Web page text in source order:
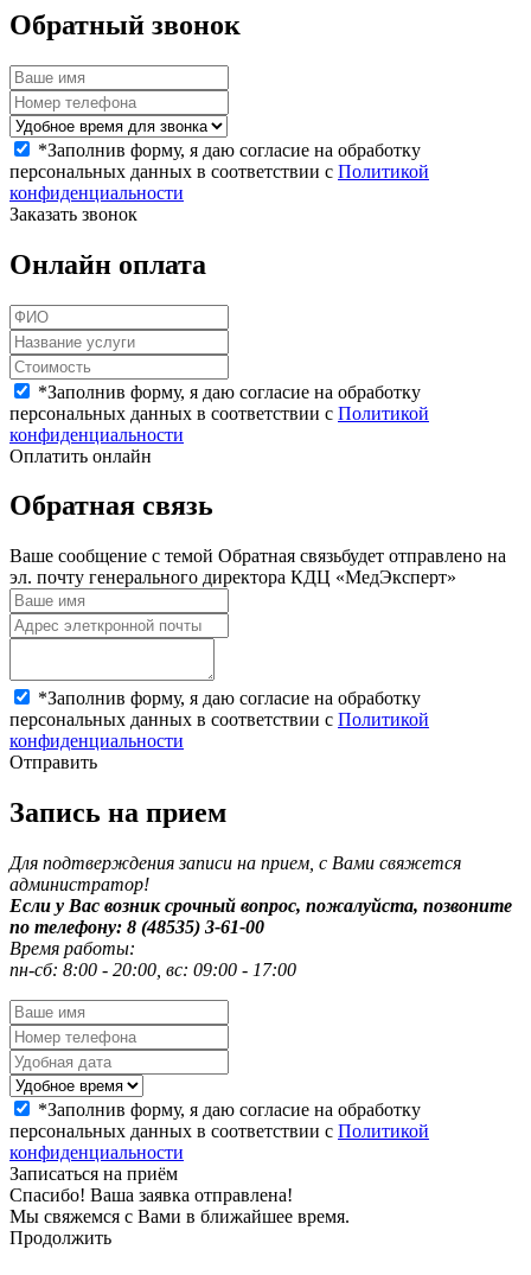
Обратный звонок
*Заполнив форму, я даю согласие на обработку
персональных данных в соответствии с Политикой
конфиденциальности
Заказать звонок
Онлайн оплата
*Заполнив форму, я даю согласие на обработку
персональных данных в соответствии с Политикой
конфиденциальности
Оплатить онлайн
Обратная связь
Ваше сообщение с темой Обратная связьбудет отправлено на
эл. почту генерального директора КДЦ «МедЭксперт»
*Заполнив форму, я даю согласие на обработку
персональных данных в соответствии с Политикой
конфиденциальности
Отправить
Запись на прием
Для подтверждения записи на прием, с Вами свяжется
администратор!
Если у Вас возник срочный вопрос, пожалуйста, позвоните
по телефону: 8 (48535) 3-61-00
Время работы:
пн-сб: 8:00 - 20:00, вс: 09:00 - 17:00
*Заполнив форму, я даю согласие на обработку
персональных данных в соответствии с Политикой
конфиденциальности
Записаться на приём
Спасибо! Ваша заявка отправлена!
Мы свяжемся с Вами в ближайшее время.
Продолжить